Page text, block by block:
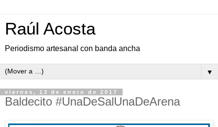
Raúl Acosta
Periodismo artesanal con banda ancha
▼
viernes, 13 de enero de 2017
Baldecito #UnaDeSalUnaDeArena